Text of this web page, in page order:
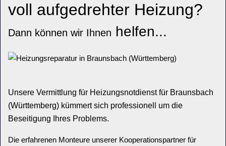
voll aufgedrehter Heizung?
Dann können wir Ihnen helfen...
Unsere Vermittlung für Heizungsnotdienst für Braunsbach
(Württemberg) kümmert sich professionell um die
Beseitigung Ihres Problems.
Die erfahrenen Monteure unserer Kooperationspartner für